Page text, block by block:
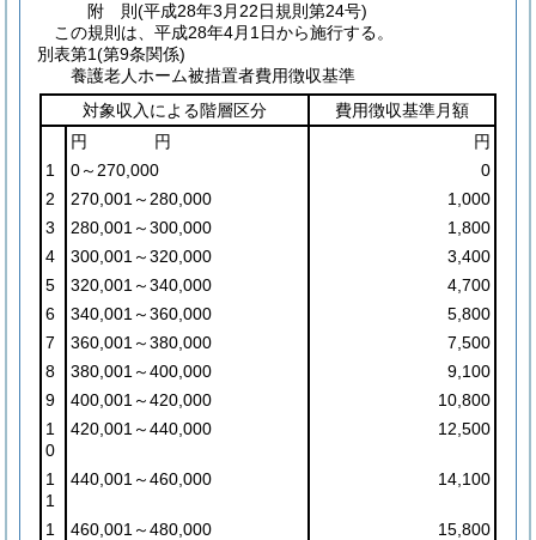
附 則(平成28年3月22日規則第24号)
この規則は、平成28年4月1日から施行する。
別表第1(第9条関係)
養護老人ホーム被措置者費用徴収基準
対象収入による階層区分
費用徴収基準月額
円 円
円
1
0～270,000
0
2
270,001～280,000
1,000
3
280,001～300,000
1,800
4
300,001～320,000
3,400
5
320,001～340,000
4,700
6
340,001～360,000
5,800
7
360,001～380,000
7,500
8
380,001～400,000
9,100
9
400,001～420,000
10,800
1
0
420,001～440,000 12,500
1
1
440,001～460,000 14,100
1
460,001～480,000 15,800